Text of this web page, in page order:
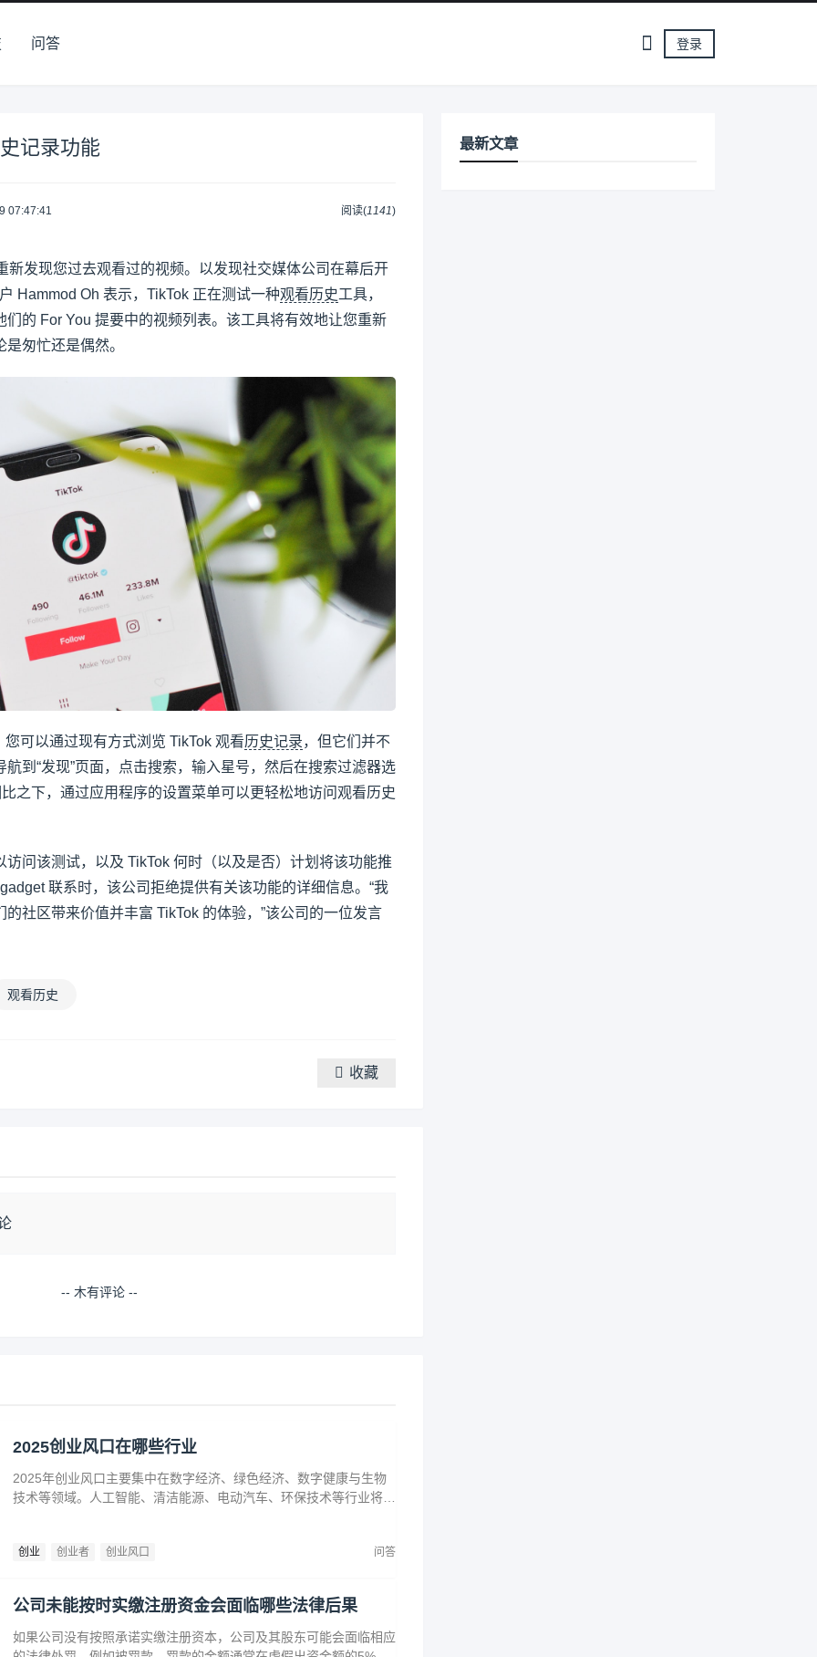
问答 登录
记录功能
07:47:41 阅读(1141)
新发现您过去观看过的视频。以发现社交媒体公司在幕后开
Hammod Oh 表示，TikTok 正在测试一种观看历史工具，
的 For You 提要中的视频列表。该工具将有效地让您重新
匆忙还是偶然。
可以通过现有方式浏览 TikTok 观看历史记录，但它们并不
到“发现”页面，点击搜索，输入星号，然后在搜索过滤器选
之下，通过应用程序的设置菜单可以更轻松地访问观看历史
问该测试，以及 TikTok 何时（以及是否）计划将该功能推
联系时，该公司拒绝提供有关该功能的详细信息。“我
社区带来价值并丰富 TikTok 的体验，”该公司的一位发言
观看历史
收藏
-- 木有评论 --
2025创业风口在哪些行业
2025年创业风口主要集中在数字经济、绿色经济、数字健康与生物
技术等领域。人工智能、清洁能源、电动汽车、环保技术等行业将迎
住这些前沿趋势，开拓新兴产业，创造商业价值。
创业 创业者 创业风口 问答
公司未能按时实缴注册资金会面临哪些法律后果
如果公司没有按照承诺实缴注册资本，公司及其股东可能会面临相应
最新文章